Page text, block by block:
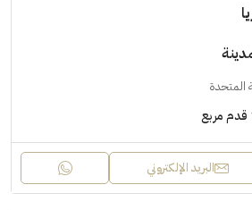
المتحدة
قدم مربع
البريد الإلكتروني